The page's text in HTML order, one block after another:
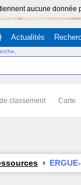
aucune
Actualités
classement Carte